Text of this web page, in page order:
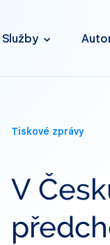
Služby
V
Tiskové zprávy